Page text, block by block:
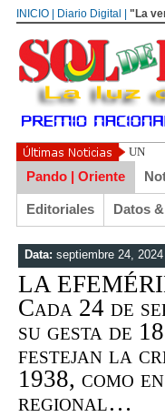
INICIO | Diario Digital | "La
UN
Pando | Oriente
Editoriales Datos
Data: septiembre 24,
LA
Cada 24 de
su gesta de
festejan la
1938, como
regional…